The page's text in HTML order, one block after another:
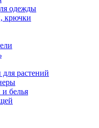
одежды
крючки
растений
белья